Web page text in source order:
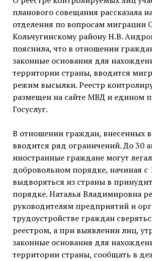
планового совещания рассказала
отделения по вопросам миграции
Кольчугинскому району Н.В.
пояснила, что в отношении
законные основания для
территории страны, вводится
режим высылки. Реестр
размещен на сайте МВД и едином
Госуслуг.
В отношении граждан, внесенных в
вводится ряд ограничений. До 30
иностранные граждане могут
добровольном порядке, начиная с
выдворяться из страны в
порядке. Наталья Владимировна
руководителям предприятий и
трудоустройстве граждан
реестром, а при выявлении лиц,
законные основания для
территории страны, сообщать в